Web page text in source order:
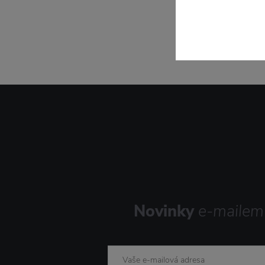
Novinky e-mailem